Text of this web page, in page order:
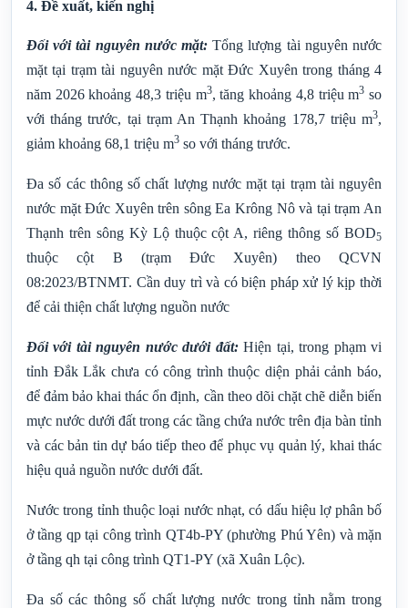
4. Đề xuất, kiến nghị
Đối với tài nguyên nước mặt: Tổng lượng tài nguyên nước
mặt tại trạm tài nguyên nước mặt Đức Xuyên trong tháng 4
năm 2026 khoảng 48,3 triệu m3, tăng khoảng 4,8 triệu m3 so
vớitháng trước, tại trạm An Thạnh khoảng 178,7 triệu m3,
giảm khoảng 68,1 triệu m3 so với tháng trước.
Đa số các thông số chất lượng nước mặt tại trạm tài nguyên
nước mặt Đức Xuyên trên sông Ea Krông Nô và tại trạm An
Thạnh trên sông Kỳ Lộ thuộc cột A, riêng thông số BOD5
thuộc cột B (trạm Đức Xuyên) theo QCVN
08:2023/BTNMT. Cần duy trì và có biện pháp xử lý kịp thời
để cải thiện chất lượng nguồn nước
Đối với tài nguyên nướcdưới đất: Hiện tại, trong phạm vi
tỉnh Đắk Lắk chưa có công trình thuộc diện phải cảnh báo,
để đảm bảo khai thác ổn định, cần theo dõi chặt chẽ diễn biến
mực nước dưới đất trong các tầng chứa nước trên địa bàn tỉnh
và các bản tin dự báo tiếp theo để phục vụ quản lý, khai thác
hiệu quả nguồn nước dưới đất.
Nước trong tỉnh thuộc loại nước nhạt, có dấu hiệu lợ phân bố
ở tầng qp tại công trình QT4b-PY (phường Phú Yên) và mặn
ở tầng qh tại công trình QT1-PY (xã Xuân Lộc).
Đa số các thông số chất lượng nước trong tỉnh nằm trong